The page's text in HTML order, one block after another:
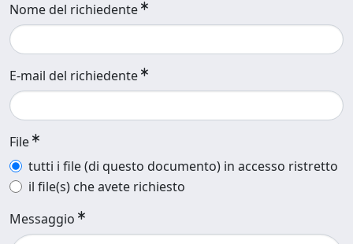
Nome del richiedente
E-mail del richiedente
File
tutti i file (di questo documento) in accesso ristretto
il file(s) che avete richiesto
Messaggio